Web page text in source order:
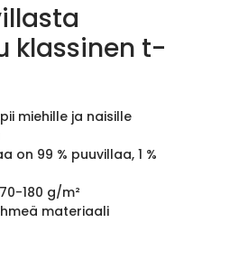
klassinen t-
miehille ja naisille
on 99 % puuvillaa, 1 %
180 g/m²
materiaali